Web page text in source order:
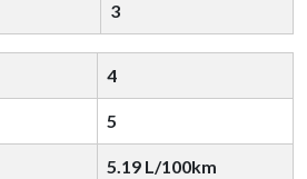
3
4
5
5.19 L/100km